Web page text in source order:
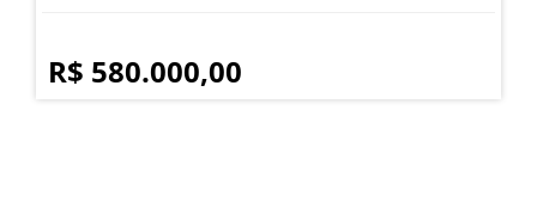
R$ 580.000,00